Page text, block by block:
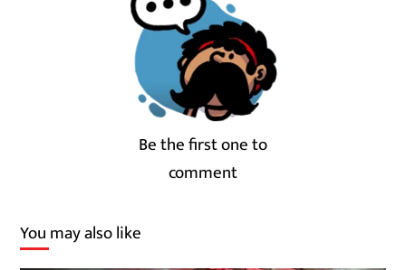
Be the first one to
comment
You may also like